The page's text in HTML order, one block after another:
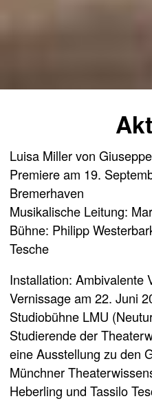
Luisa Miller von
Premiere am 19.
Bremerhaven
Musikalische Leitung:
Bühne: Philipp
Tesche
Installation: Ambivalente
Vernissage am 22. Juni
Studiobühne LMU
Studierende der
eine Ausstellung zu den
Münchner
Heberling und Tassilo